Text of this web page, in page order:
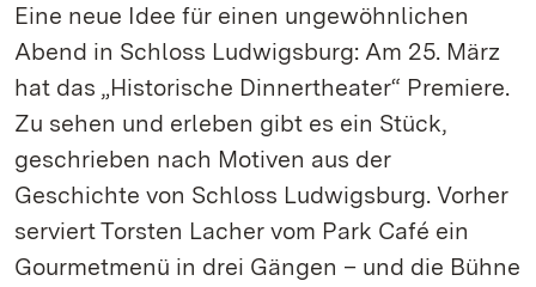
Eine neue Idee für einen ungewöhnlichen
Abend in Schloss Ludwigsburg: Am 25. März
hat das „Historische Dinnertheater“ Premiere.
Zu sehen und erleben gibt es ein Stück,
geschrieben nach Motiven aus der
Geschichte von Schloss Ludwigsburg. Vorher
serviert Torsten Lacher vom Park Café ein
Gourmetmenü in drei Gängen – und die Bühne